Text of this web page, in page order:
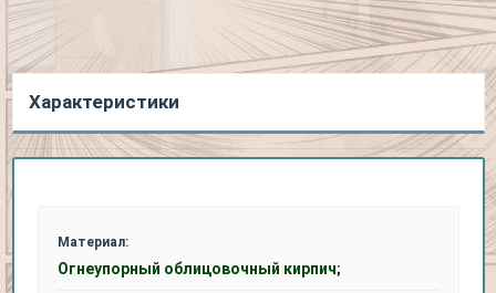
Характеристики
Материал:
Огнеупорный облицовочный кирпич;